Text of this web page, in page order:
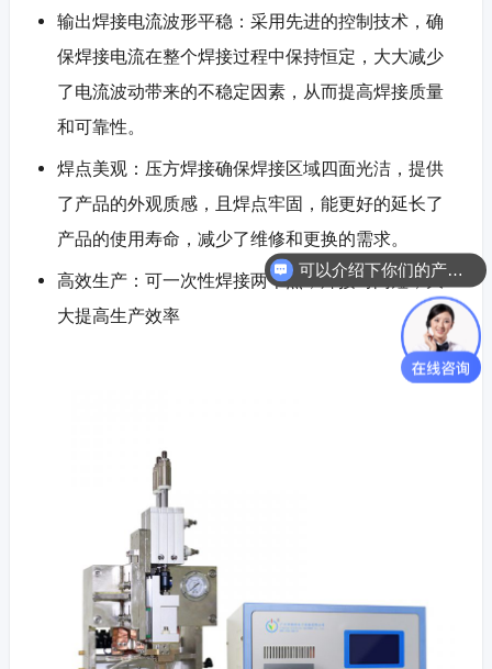
输出焊接电流波形平稳：采用先进的控制技术，确
保焊接电流在整个焊接过程中保持恒定，大大减少
了电流波动带来的不稳定因素，从而提高焊接质量
和可靠性。
焊点美观：压方焊接确保焊接区域四面光洁，提供
了产品的外观质感，且焊点牢固，能更好的延长了
产品的使用寿命，减少了维修和更换的需求。
高效生产：可一次性焊接两个点，焊接时间短，大
大提高生产效率
可以介绍下你们的产品么？